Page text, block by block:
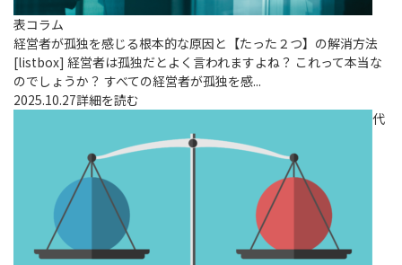
表コラム
経営者が孤独を感じる根本的な原因と【たった２つ】の解消方法
[listbox] 経営者は孤独だとよく言われますよね？ これって本当な
のでしょうか？ すべての経営者が孤独を感...
2025.10.27詳細を読む
代